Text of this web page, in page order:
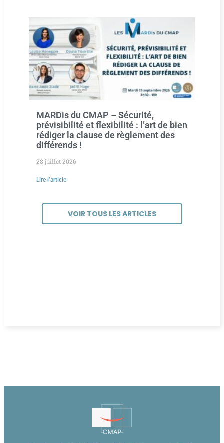
MARDis du CMAP – Sécurité,
prévisibilité et flexibilité : l’art de bien
rédiger la clause de règlement des
différends !
28 juillet 2026
Lire l’article
VOIR TOUS LES ARTICLES